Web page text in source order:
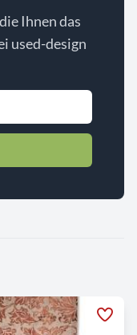
Ihnen das
used-design